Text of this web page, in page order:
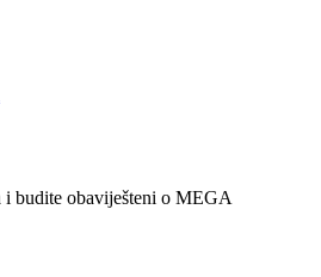
budite obaviješteni o MEGA